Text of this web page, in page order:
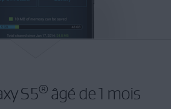
S5®âgé de 1 mois